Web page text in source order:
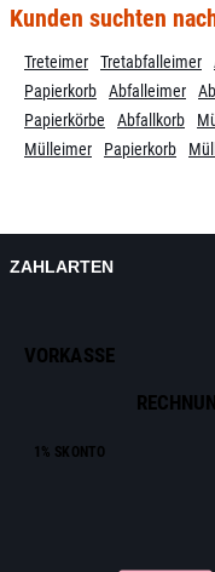
Kunden suchten
Treteimer Tretabfalleimer
Papierkorb
Abfalleimer
Papierkörbe
Abfallkorb
Mülleimer
Papierkorb
ZAHLARTEN
VORKASSE
1% SKONTO